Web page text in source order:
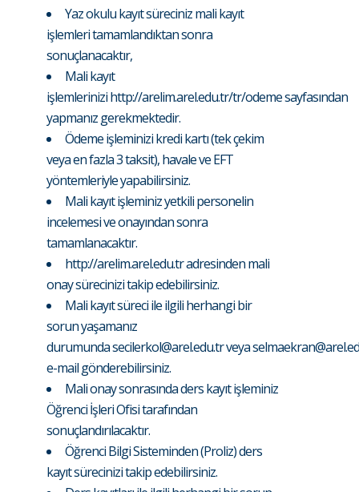
Yaz okulu kayıt süreciniz mali kayıt
işlemleri tamamlandıktan sonra
sonuçlanacaktır,
Mali kayıt
işlemlerinizihttp://arelim.arel.edu.tr/tr/odemesayfasından
yapmanız gerekmektedir.
Ödeme işleminizi kredi kartı (tek çekim
veya en fazla 3 taksit), havale ve EFT
yöntemleriyle yapabilirsiniz.
Mali kayıt işleminiz yetkili personelin
incelemesi ve onayından sonra
tamamlanacaktır.
http://arelim.arel.edu.tradresinden mali
onay sürecinizi takip edebilirsiniz.
Mali kayıt süreci ile ilgili herhangi bir
sorun yaşamanız
durumundasecilerkol@arel.edu.trveya
e-mail gönderebilirsiniz.
Mali onay sonrasında ders kayıt işleminiz
Öğrenci İşleri Ofisi tarafından
sonuçlandırılacaktır.
Öğrenci Bilgi Sisteminden (Proliz) ders
kayıt sürecinizi takip edebilirsiniz.